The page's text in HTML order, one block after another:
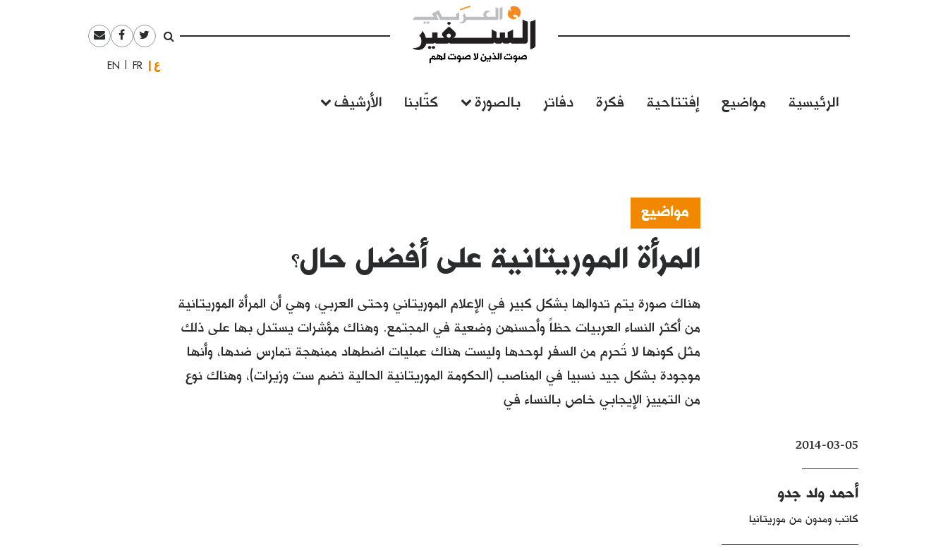
العربيةFrançais
English
الرئيسية مواضيع إفتتاحية فكرة دفاتر بالصورة كتّابنا الأرشيف
مواضيع
المرأة الموريتانية على أفضل حال؟
هناك صورة يتم تدوالها بشكل كبير في الإعلام الموريتاني وحتى العربي، وهي أن المرأة الموريتانية
من أكثر النساء العربيات حظاً وأحسنهن وضعية في المجتمع. وهناك مؤشرات يستدل بها على ذلك
مثل كونها لا تُحرم من السفر لوحدها وليست هناك عمليات اضطهاد ممنهجة تمارس ضدها، وأنها
موجودة بشكل جيد نسبيا في المناصب (الحكومة الموريتانية الحالية تضم ست وزيرات)، وهناك نوع
من التمييز الإيجابي خاص بالنساء في
2014-03-05
أحمد ولد جدو
كاتب ومدون من موريتانيا